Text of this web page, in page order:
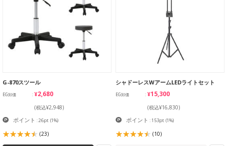
G-870スツール
EG卸価 ¥2,680
(税込¥2,948)
ポイント : 26pt (1%)
(23)
シャドーレスWアームLEDライトセット
EG卸価 ¥15,300
(税込¥16,830)
ポイント : 153pt (1%)
(10)